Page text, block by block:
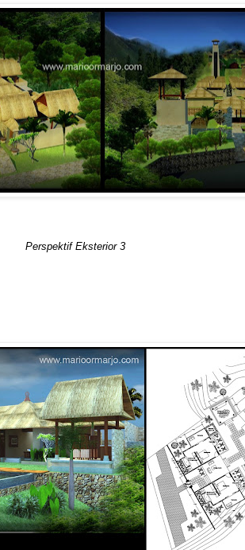
Perspektif Eksterior 3